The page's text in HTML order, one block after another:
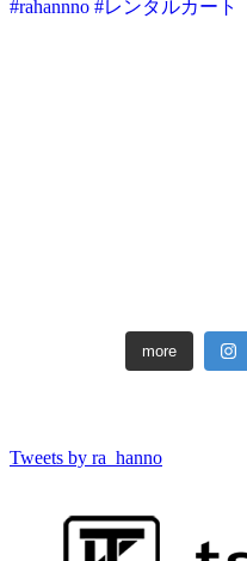
more
Tweets by ra_hanno